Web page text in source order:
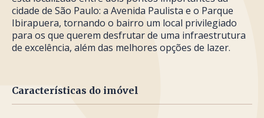
cidade de São Paulo: a Avenida Paulista e o Parque
Ibirapuera, tornando o bairro um local privilegiado
para os que querem desfrutar de uma infraestrutura
de excelência, além das melhores opções de lazer.
Características do imóvel